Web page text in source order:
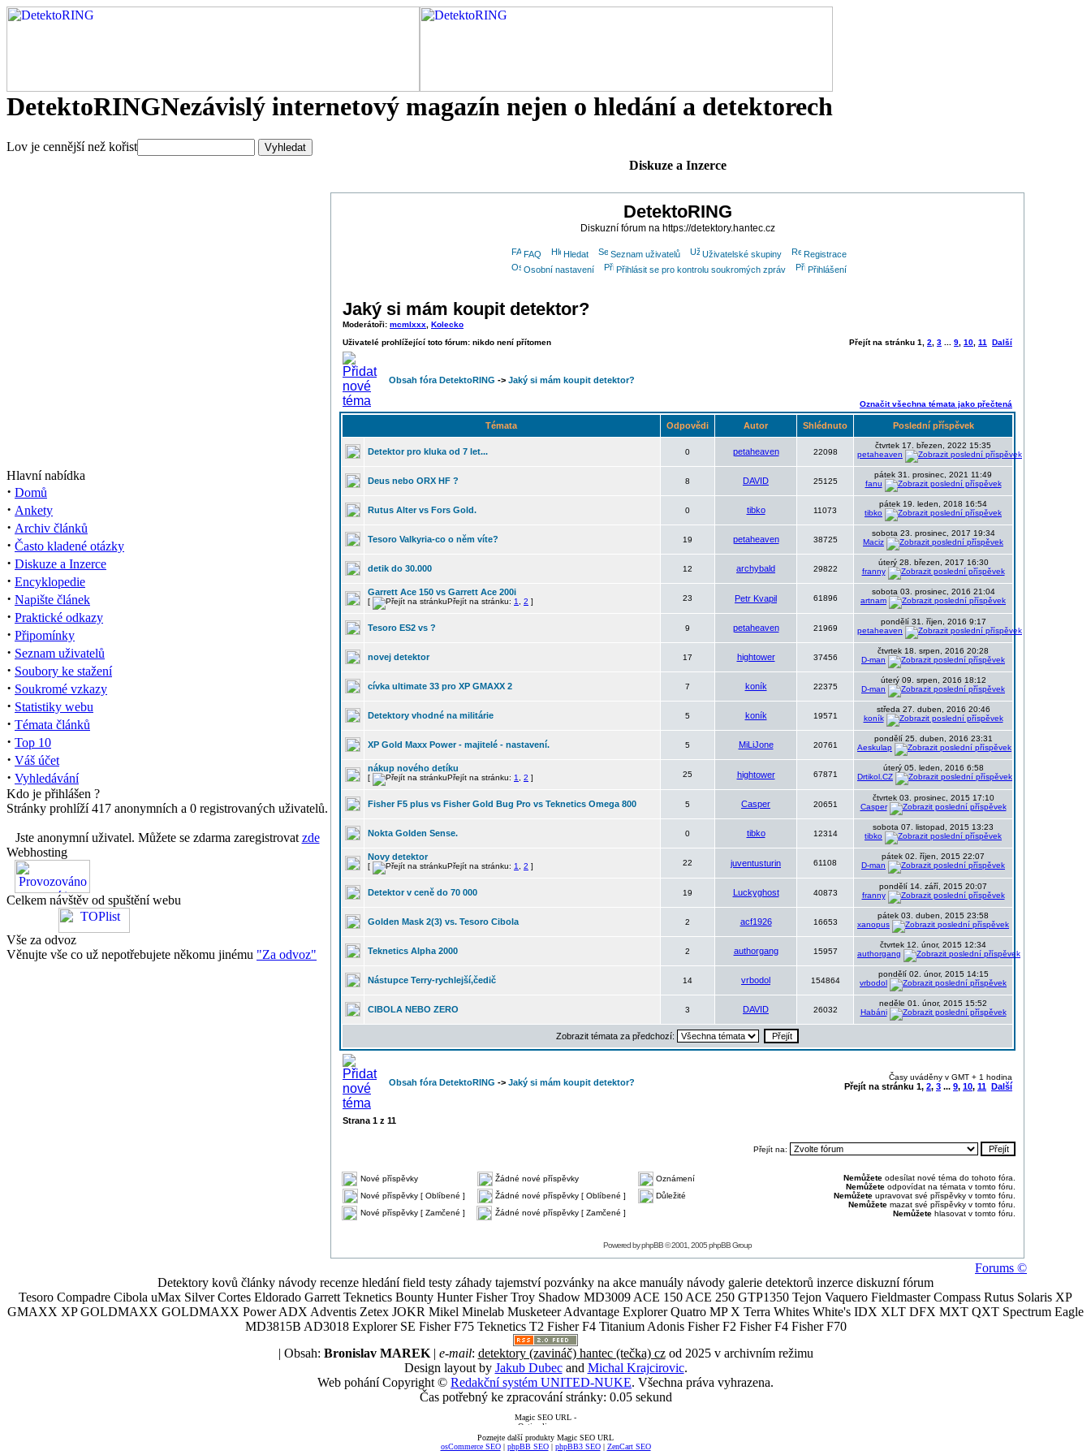
DetektoRINGNezávislý internetový magazín nejen o hledání a detektorech
Lov je cennější než kořist
Hlavní nabídka
· Domů
· Ankety
· Archiv článků
· Často kladené otázky
· Diskuze a Inzerce
· Encyklopedie
· Napište článek
· Praktické odkazy
· Připomínky
· Seznam uživatelů
· Soubory ke stažení
· Soukromé vzkazy
· Statistiky webu
· Témata článků
· Top 10
· Váš účet
· Vyhledávání
Kdo je přihlášen ?
Stránky prohlíží 417 anonymních a 0 registrovaných uživatelů.
Jste anonymní uživatel. Můžete se zdarma zaregistrovat zde
Webhosting
Celkem návštěv od spuštění webu
Vše za odvoz
Věnujte vše co už nepotřebujete někomu jinému "Za odvoz"
Diskuze a Inzerce
DetektoRING
Diskuzní fórum na https://detektory.hantec.cz
FAQ Hledat Seznam uživatelů Uživatelské skupiny
Registrace
Osobní nastavení
Přihlásit se pro kontrolu soukromých zpráv Přihlášení
Jaký si mám koupit detektor?
Moderátoři: mcmlxxx
Kolecko
Uživatelé prohlížející toto fórum: nikdo není přítomen
Přejít na stránku 1 2 3 9 10 11 Další
Obsah fóra DetektoRING -> Jaký si mám koupit detektor?
Označit všechna témata jako přečtená
Témata Odpovědi Autor Shlédnuto Poslední příspěvek
Detektor pro kluka od 7 let... 0 petaheaven 22098
čtvrtek 17. březen, 2022 15:35
petaheaven
Deus nebo ORX HF ? 8 DAVID 25125
pátek 31. prosinec, 2021 11:49
fanu
Rutus Alter vs Fors Gold. 0 tibko 11073
pátek 19. leden, 2018 16:54
tibko
Tesoro Valkyria-co o něm víte? 19 petaheaven 38725
sobota 23. prosinec, 2017 19:34
Maciz
detik do 30.000 12 archybald 29822
úterý 28. březen, 2017 16:30
franny
Garrett Ace 150 vs Garrett Ace 200i
[ Přejít na stránku: 1 2 ] 23 Petr Kvapil 61896
sobota 03. prosinec, 2016 21:04
artnam
Tesoro ES2 vs ? 9 petaheaven 21969
pondělí 31. říjen, 2016 9:17
petaheaven
novej detektor 17 hightower 37456
čtvrtek 18. srpen, 2016 20:28
D-man
cívka ultimate 33 pro XP GMAXX 2 7 koník 22375
úterý 09. srpen, 2016 18:12
D-man
Detektory vhodné na militárie 5 koník 19571
středa 27. duben, 2016 20:46
koník
XP Gold Maxx Power - majitelé - nastavení. 5 MiLiJone 20761
pondělí 25. duben, 2016 23:31
Aeskulap
nákup nového detíku
[ Přejít na stránku: 1 2 ] 25 hightower 67871
úterý 05. leden, 2016 6:58
Drtikol.CZ
Fisher F5 plus vs Fisher Gold Bug Pro vs Teknetics Omega 800 5 Casper 20651
čtvrtek 03. prosinec, 2015 17:10
Casper
Nokta Golden Sense. 0 tibko 12314
sobota 07. listopad, 2015 13:23
tibko
Novy detektor
[ Přejít na stránku: 1 2 ] 22 juventusturin 61108
pátek 02. říjen, 2015 22:07
D-man
Detektor v ceně do 70 000 19 Luckyghost 40873
pondělí 14. září, 2015 20:07
franny
Golden Mask 2(3) vs. Tesoro Cibola 2 acf1926 16653
pátek 03. duben, 2015 23:58
xanopus
Teknetics Alpha 2000 2 authorgang 15957
čtvrtek 12. únor, 2015 12:34
authorgang
Nástupce Terry-rychlejší,čedič 14 vrbodol 154864
pondělí 02. únor, 2015 14:15
vrbodol
CIBOLA NEBO ZERO 3 DAVID 26032
neděle 01. únor, 2015 15:52
Habáni
Zobrazit témata za předchozí:
Obsah fóra DetektoRING -> Jaký si mám koupit detektor?
Časy uváděny v GMT + 1 hodina
Přejít na stránku 1, 2, 3 ... 9, 10, 11 Další
Strana 1 z 11
Přejít na:
Nové příspěvky Žádné nové příspěvky
Oznámení
Nové příspěvky [ Oblíbené ]
Žádné nové příspěvky [ Oblíbené ]
Důležité
Nové příspěvky [ Zamčené ]
Žádné nové příspěvky [ Zamčené ]
Nemůžete odesílat nové téma do tohoto fóra.
Nemůžete odpovídat na témata v tomto fóru.
Nemůžete upravovat své příspěvky v tomto fóru.
Nemůžete mazat své příspěvky v tomto fóru.
Nemůžete hlasovat v tomto fóru.
Powered byphpBB© 2001, 2005 phpBB Group
Forums ©
Detektory kovů články návody recenze hledání field testy záhady tajemství pozvánky na akce manuály návody galerie detektorů inzerce diskuzní fórum
Tesoro Compadre Cibola uMax Silver Cortes Eldorado Garrett Teknetics Bounty Hunter Fisher Troy Shadow MD3009 ACE 150 ACE 250 GTP1350 Tejon Vaquero Fieldmaster Compass Rutus Solaris XP
GMAXX XP GOLDMAXX GOLDMAXX Power ADX Adventis Zetex JOKR Mikel Minelab Musketeer Advantage Explorer Quatro MP X Terra Whites White's IDX XLT DFX MXT QXT Spectrum Eagle
MD3815B AD3018 Explorer SE Fisher F75 Teknetics T2 Fisher F4 Titanium Adonis Fisher F2 Fisher F4 Fisher F70
| Obsah: Bronislav MAREK| e-mail: detektory (zavináč) hantec (tečka) czod 2025 v archivním režimu
Design layout by Jakub Dubecand Michal Krajcirovic.
Web pohání Copyright © Redakční systém UNITED-NUKE. Všechna práva vyhrazena.
Čas potřebný ke zpracování stránky: 0.05 sekund
Poznejte další produkty Magic SEO URL
osCommerce SEO| phpBB SEO| phpBB3 SEO| ZenCart SEO